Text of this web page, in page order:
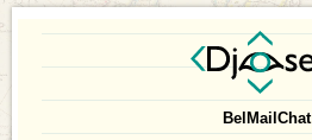
BelMailChat